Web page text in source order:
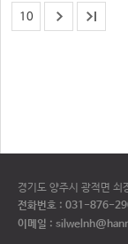
10
경기도 양주시 광적면
전화번호 : 031-876-
이메일 :